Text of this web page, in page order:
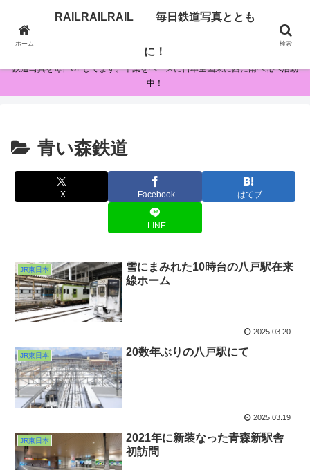
RAILRAILRAIL 毎日鉄道写真とともに！
鉄道写真を毎日UPしてます。千葉をベースに日本全国東に西に南へ北へ活動
中！
青い森鉄道
X Facebook はてブ
LINE
JR東日本
雪にまみれた10時台の八戸駅在来
線ホーム
2025.03.20
JR東日本 20数年ぶりの八戸駅にて
2025.03.19
JR東日本
2021年に新装なった青森新駅舎
初訪問
ホーム
RAILRAILRAIL 毎日鉄道写真ととも
に！
検索